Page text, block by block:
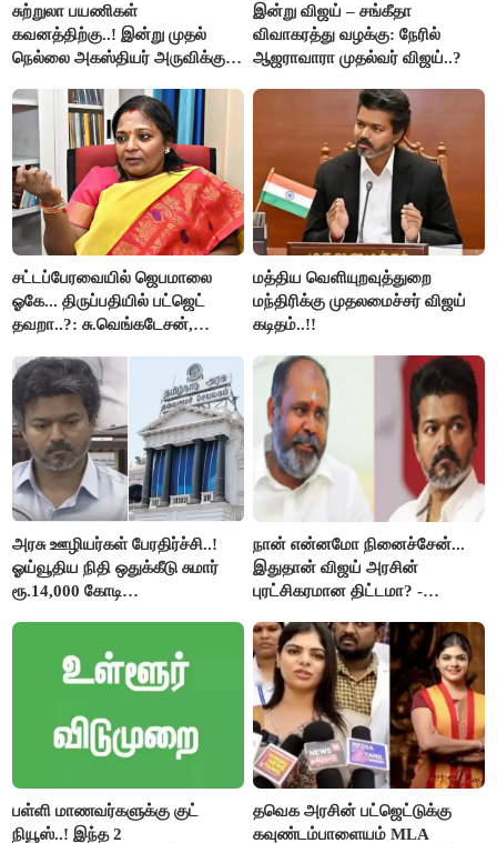
சுற்றுலா பயணிகள்
கவனத்திற்கு..! இன்று முதல்
நெல்லை அகஸ்தியர் அருவிக்கு
இன்று விஜய் – சங்கீதா
விவாகரத்து வழக்கு: நேரில்
ஆஜராவாரா முதல்வர் விஜய்..?
சட்டப்பேரவையில் ஜெபமாலை
ஓகே... திருப்பதியில் பட்ஜெட்
தவறா..?: சு.வெங்கடேசன்,
கேள்வி..!
மத்திய வெளியுறவுத்துறை
மந்திரிக்கு முதலமைச்சர் விஜய்
கடிதம்..!!
அரசு ஊழியர்கள் பேரதிர்ச்சி..!
ஓய்வூதிய நிதி ஒதுக்கீடு சுமார்
ரூ.14,000 கோடி
நான் என்னமோ நினைச்சேன்...
இதுதான் விஜய் அரசின்
புரட்சிகரமான திட்டமா? -
பள்ளி மாணவர்களுக்கு குட்
நியூஸ்..! இந்த 2
தவெக அரசின் பட்ஜெட்டுக்கு
கவுண்டம்பாளையம் MLA